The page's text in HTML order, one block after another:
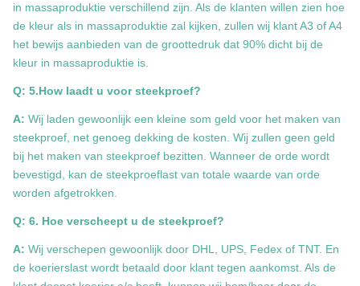
in massaproduktie verschillend zijn. Als de klanten willen zien hoe
de kleur als in massaproduktie zal kijken, zullen wij klant A3 of A4
het bewijs aanbieden van de groottedruk dat 90% dicht bij de
kleur in massaproduktie is.
Q: 5.How laadt u voor steekproef?
A: Wij laden gewoonlijk een kleine som geld voor het maken van
steekproef, net genoeg dekking de kosten. Wij zullen geen geld
bij het maken van steekproef bezitten. Wanneer de orde wordt
bevestigd, kan de steekproeflast van totale waarde van orde
worden afgetrokken.
Q: 6. Hoe verscheept u de steekproef?
A: Wij verschepen gewoonlijk door DHL, UPS, Fedex of TNT. En
de koerierslast wordt betaald door klant tegen aankomst. Als de